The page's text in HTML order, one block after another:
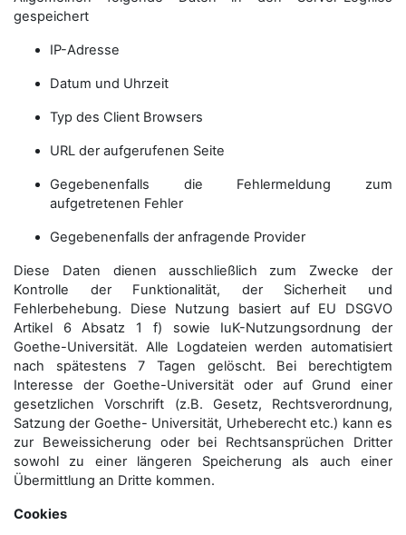
gespeichert
IP-Adresse
Datum und Uhrzeit
Typ des Client Browsers
URL der aufgerufenen Seite
Gegebenenfalls die Fehlermeldung zum
aufgetretenen Fehler
Gegebenenfalls der anfragende Provider
Diese Daten dienen ausschließlich zum Zwecke der
Kontrolle der Funktionalität, der Sicherheit und
Fehlerbehebung. Diese Nutzung basiert auf EU DSGVO
Artikel 6 Absatz 1 f) sowie IuK-Nutzungsordnung der
Goethe-Universität. Alle Logdateien werden auto­matisiert
nach spätestens 7 Tagen gelöscht. Bei berechtigtem
Interesse der Goethe-Universität oder auf Grund einer
gesetzlichen Vorschrift (z.B. Gesetz, Rechtsverordnung,
Satzung der Goethe- Universität, Urheberecht etc.) kann es
zur Beweissicherung oder bei Rechtsansprüchen Dritter
sowohl zu einer längeren Speicherung als auch einer
Übermittlung an Dritte kommen.
Cookies